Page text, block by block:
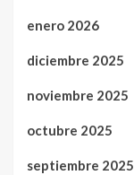
enero 2026
diciembre 2025
noviembre 2025
octubre 2025
septiembre 2025